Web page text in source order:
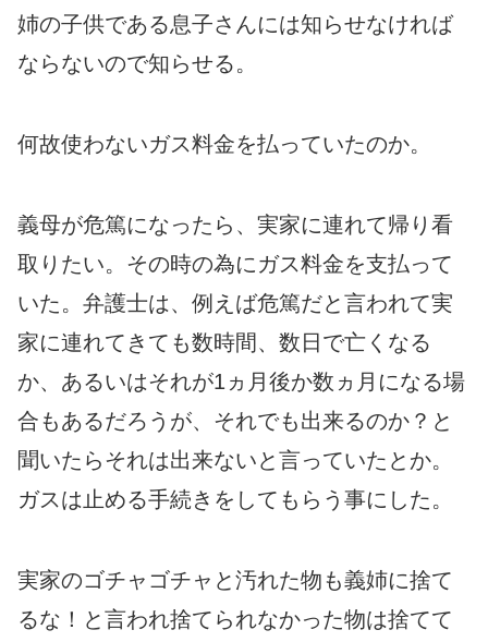
姉の子供である息子さんには知らせなければ
ならないので知らせる。
何故使わないガス料金を払っていたのか。
義母が危篤になったら、実家に連れて帰り看
取りたい。その時の為にガス料金を支払って
いた。弁護士は、例えば危篤だと言われて実
家に連れてきても数時間、数日で亡くなる
か、あるいはそれが1ヵ月後か数ヵ月になる場
合もあるだろうが、それでも出来るのか？と
聞いたらそれは出来ないと言っていたとか。
ガスは止める手続きをしてもらう事にした。
実家のゴチャゴチャと汚れた物も義姉に捨て
るな！と言われ捨てられなかった物は捨てて